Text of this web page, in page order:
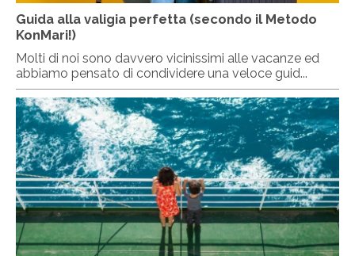
Guida alla valigia perfetta (secondo il Metodo
KonMari!)
Molti di noi sono davvero vicinissimi alle vacanze ed
abbiamo pensato di condividere una veloce guid...